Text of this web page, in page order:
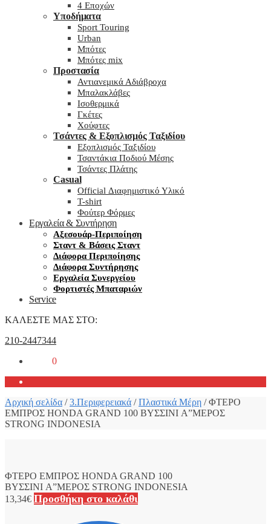
4 Εποχών
Υποδήματα
Sport Touring
Urban
Μπότες
Μπότες mix
Προστασία
Αντιανεμικά Αδιάβροχα
Μπαλακλάβες
Ισοθερμικά
Γκέτες
Χούφτες
Τσάντες & Εξοπλισμός Ταξιδίου
Εξοπλισμός Ταξιδίου
Τσαντάκια Ποδιού Μέσης
Τσάντες Πλάτης
Casual
Official Διαφημιστικό Υλικό
T-shirt
Φούτερ Φόρμες
Εργαλεία & Συντήρηση
Αξεσουάρ-Περιποίηση
Σταντ & Βάσεις Σταντ
Διάφορα Περιποίησης
Διάφορα Συντήρησης
Εργαλεία Συνεργείου
Φορτιστές Μπαταριών
Service
ΚΑΛΕΣΤΕ ΜΑΣ ΣΤΟ:
210-2447344
0
Αρχική σελίδα /3.Περιφερειακά /Πλαστικά Μέρη /ΦΤΕΡΟ
ΕΜΠΡΟΣ HONDA GRAND 100 ΒΥΣΣΙΝΙ A”ΜΕΡΟΣ
STRONG INDONESIA
ΦΤΕΡΟ ΕΜΠΡΟΣ HONDA GRAND 100
ΒΥΣΣΙΝΙ A”ΜΕΡΟΣ STRONG INDONESIA
13,34€ Προσθήκη στο καλάθι